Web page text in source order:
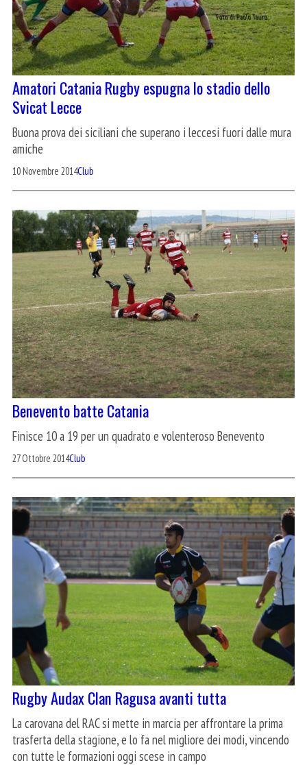
Amatori Catania Rugby espugna lo stadio dello
Svicat Lecce
Buona prova dei siciliani che superano i leccesi fuori dalle mura
amiche
10 Novembre 2014Club
Benevento batte Catania
Finisce 10 a 19 per un quadrato e volenteroso Benevento
27 Ottobre 2014Club
Rugby Audax Clan Ragusa avanti tutta
La carovana del RAC si mette in marcia per affrontare la prima
trasferta della stagione, e lo fa nel migliore dei modi, vincendo
con tutte le formazioni oggi scese in campo